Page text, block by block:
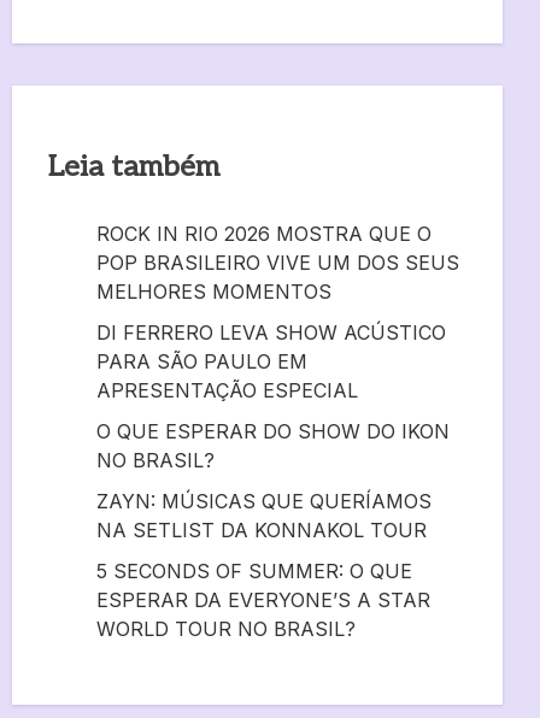
Leia também
ROCK IN RIO 2026 MOSTRA QUE O
POP BRASILEIRO VIVE UM DOS SEUS
MELHORES MOMENTOS
DI FERRERO LEVA SHOW ACÚSTICO
PARA SÃO PAULO EM
APRESENTAÇÃO ESPECIAL
O QUE ESPERAR DO SHOW DO IKON
NO BRASIL?
ZAYN: MÚSICAS QUE QUERÍAMOS
NA SETLIST DA KONNAKOL TOUR
5 SECONDS OF SUMMER: O QUE
ESPERAR DA EVERYONE’S A STAR
WORLD TOUR NO BRASIL?